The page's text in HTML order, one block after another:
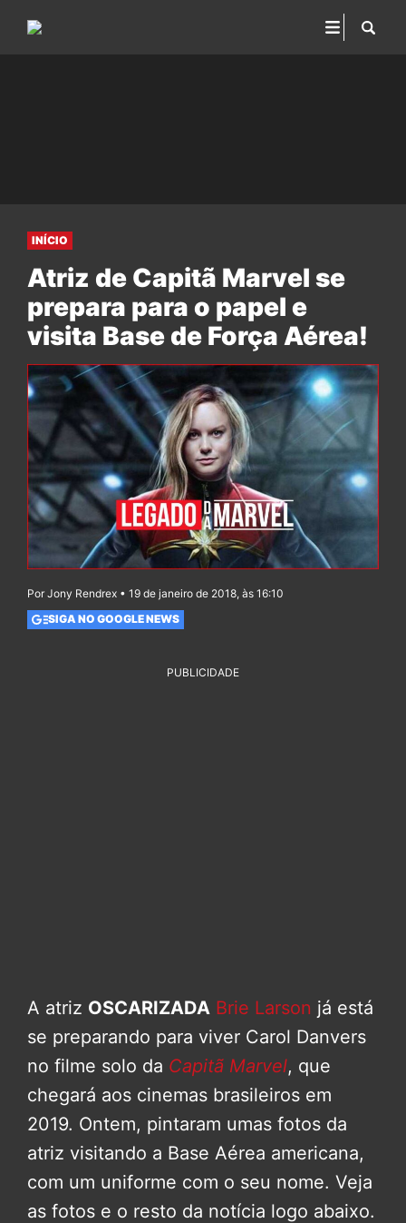
INÍCIO
Atriz de Capitã Marvel se
prepara para o papel e
visita Base de Força Aérea!
Por Jony Rendrex • 19 de janeiro de 2018, às 16:10
SIGA NO GOOGLE NEWS
PUBLICIDADE
A atriz OSCARIZADA Brie Larson já está
se preparando para viver Carol Danvers
no filme solo da Capitã Marvel, que
chegará aos cinemas brasileiros em
2019. Ontem, pintaram umas fotos da
atriz visitando a Base Aérea americana,
com um uniforme com o seu nome. Veja
as fotos e o resto da notícia logo abaixo.